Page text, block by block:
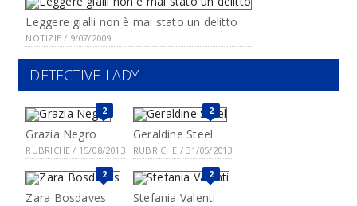
Leggere gialli non è mai stato un delitto
NOTIZIE / 9/07/2009
DETECTIVE LADY
2
Grazia Negro
RUBRICHE / 15/08/2013
2
Geraldine Steel
RUBRICHE / 31/05/2013
2
Zara Bosdaves
2
Stefania Valenti